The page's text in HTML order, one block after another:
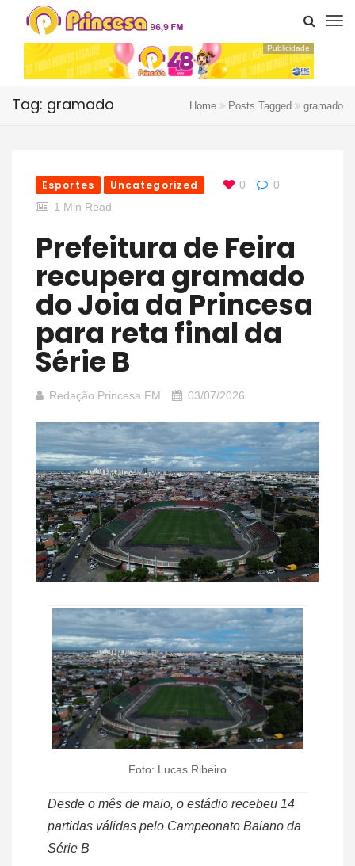
Publicidade
Tag: gramado Home Posts Tagged gramado
Esportes Uncategorized 0
0
1 Min Read
Prefeitura de Feira
recupera gramado
do Joia da Princesa
para reta final da
Série B
Redação Princesa FM 03/07/2026
Foto: Lucas Ribeiro
Desde o mês de maio, o estádio recebeu 14
partidas válidas pelo Campeonato Baiano da
Série B